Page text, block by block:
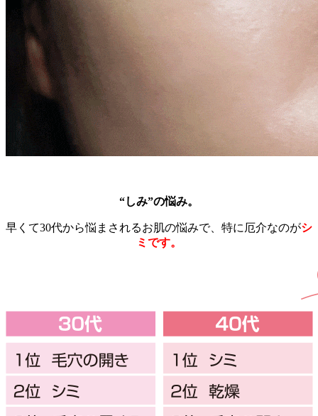
“しみ”の悩み。
早くて30代から悩まされるお肌の悩みで、特に厄介なのがシ
ミです。